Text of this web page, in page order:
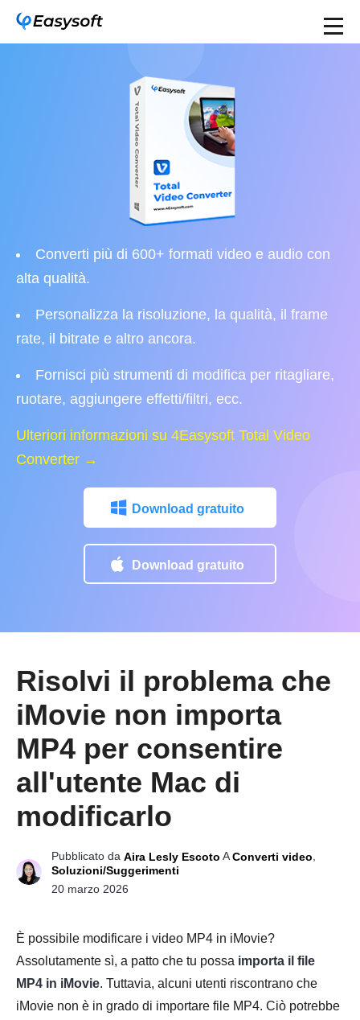
Converti più di 600+ formati video e audio con
alta qualità.
Personalizza la risoluzione, la qualità, il frame
rate, il bitrate e altro ancora.
Fornisci più strumenti di modifica per ritagliare,
ruotare, aggiungere effetti/filtri, ecc.
Ulteriori informazioni su 4Easysoft Total Video
Converter →
Download gratuito
Download gratuito
Risolvi il problema che
iMovie non importa
MP4 per consentire
all'utente Mac di
modificarlo
Pubblicato da Aira Lesly Escoto AConverti video
Soluzioni/Suggerimenti
20 marzo 2026
È possibile modificare i video MP4 in iMovie?
Assolutamente sì, a patto che tu possa importa il file
MP4 in iMovie. Tuttavia, alcuni utenti riscontrano che
iMovie non è in grado di importare file MP4. Ciò potrebbe